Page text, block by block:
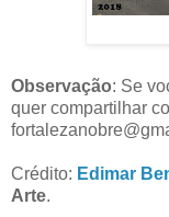
Observação: Se
quer compartilhar
Crédito: Edimar
Arte.